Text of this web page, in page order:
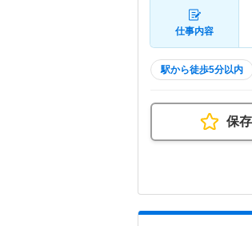
仕事内容
駅から徒歩5分以内
保